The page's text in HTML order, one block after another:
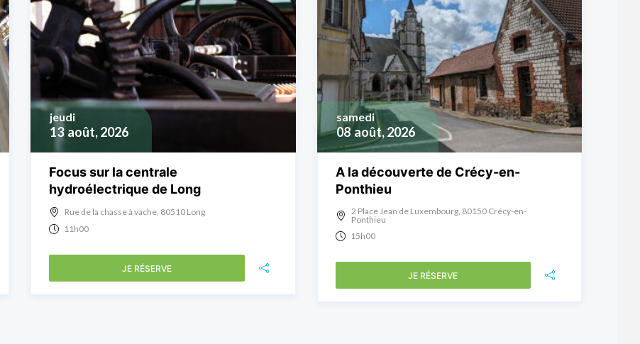
13 août, 2026
jeudi
Focus sur la centrale
hydroélectrique de Long
Rue de la chasse à vache, 80510 Long
11h00
JE RÉSERVE
08 août, 2026
samedi
A la découverte de Crécy-en-
Ponthieu
2 Place Jean de Luxembourg, 80150 Crécy-en-
Ponthieu
15h00
JE RÉSERVE